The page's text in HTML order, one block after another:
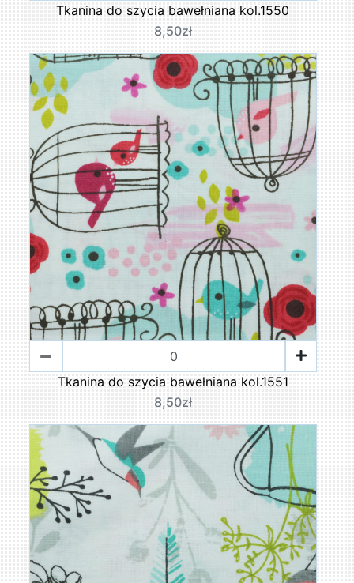
Tkanina do szycia bawełniana kol.1550
8,50zł
Tkanina do szycia bawełniana kol.1551
8,50zł